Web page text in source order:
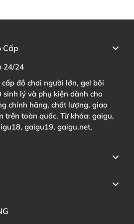
Cấp
24/24
đồ chơi người lớn, gel bôi
lý và phụ kiện dành cho
chính hãng, chất lượng, giao
trên toàn quốc. Từ khóa: gaigu,
gaigu19, gaigu.net,